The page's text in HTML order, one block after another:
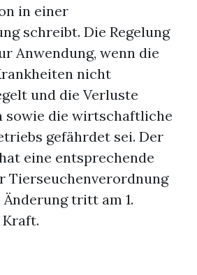
in einer
schreibt. Die Regelung
Anwendung, wenn die
nicht
und die Verluste
sowie die wirtschaftliche
gefährdet sei. Der
eine entsprechende
Tierseuchenverordnung
tritt am 1.